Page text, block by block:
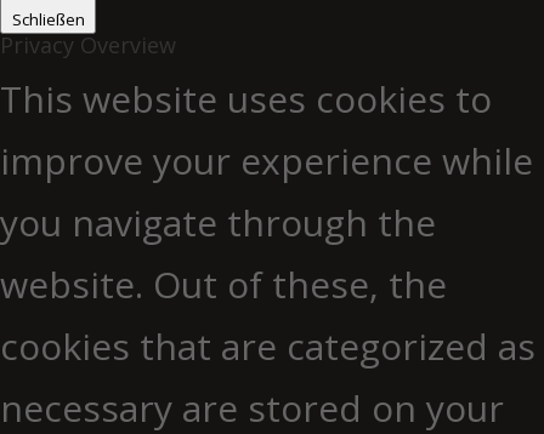
Schließen
Privacy Overview
This website uses cookies to
improve your experience while
you navigate through the
website. Out of these, the
cookies that are categorized as
necessary are stored on your